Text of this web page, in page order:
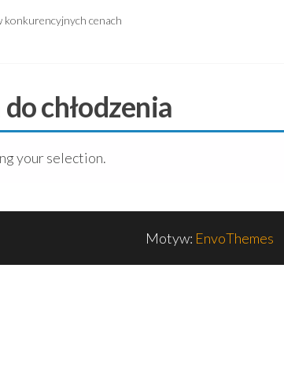
konkurencyjnych cenach
chłodzenia
your selection.
Motyw: EnvoThemes